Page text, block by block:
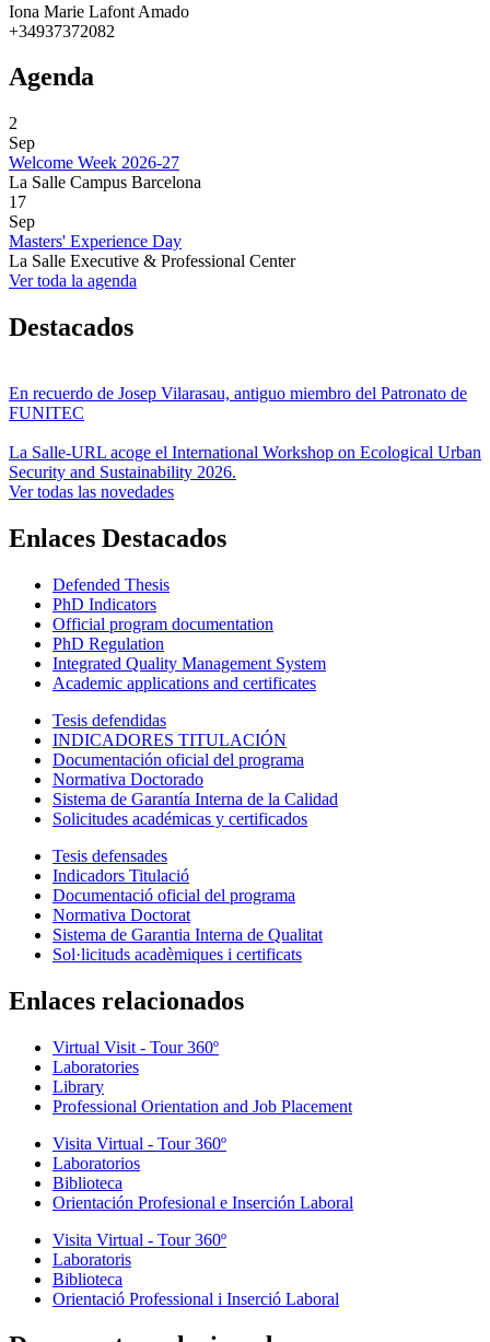
Iona Marie Lafont Amado
+34937372082
Agenda
2
Sep
Welcome Week 2026-27
La Salle Campus Barcelona
17
Sep
Masters' Experience Day
La Salle Executive & Professional Center
Ver toda la agenda
Destacados
En recuerdo de Josep Vilarasau, antiguo miembro del Patronato de
FUNITEC
La Salle-URL acoge el International Workshop on Ecological Urban
Security and Sustainability 2026.
Ver todas las novedades
Enlaces Destacados
Defended Thesis
PhD Indicators
Official program documentation
PhD Regulation
Integrated Quality Management System
Academic applications and certificates
Tesis defendidas
INDICADORES TITULACIÓN
Documentación oficial del programa
Normativa Doctorado
Sistema de Garantía Interna de la Calidad
Solicitudes académicas y certificados
Tesis defensades
Indicadors Titulació
Documentació oficial del programa
Normativa Doctorat
Sistema de Garantia Interna de Qualitat
Sol·licituds acadèmiques i certificats
Enlaces relacionados
Virtual Visit - Tour 360º
Laboratories
Library
Professional Orientation and Job Placement
Visita Virtual - Tour 360º
Laboratorios
Biblioteca
Orientación Profesional e Inserción Laboral
Visita Virtual - Tour 360º
Laboratoris
Biblioteca
Orientació Professional i Inserció Laboral